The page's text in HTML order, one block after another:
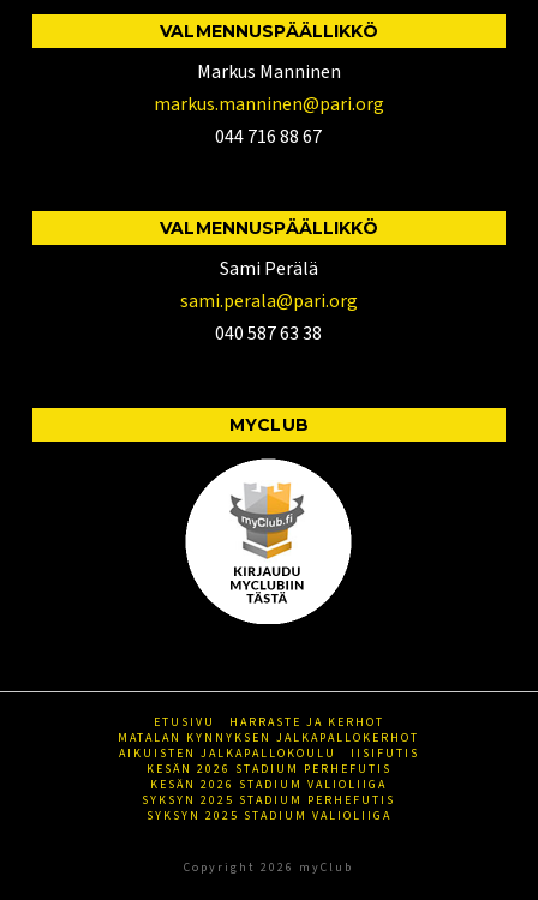
VALMENNUSPÄÄLLIKKÖ
Markus Manninen
markus.manninen@pari.org
044 716 88 67
VALMENNUSPÄÄLLIKKÖ
Sami Perälä
sami.perala@pari.org
040 587 63 38
MYCLUB
ETUSIVU
HARRASTE JA KERHOT
MATALAN KYNNYKSEN JALKAPALLOKERHOT
AIKUISTEN JALKAPALLOKOULU
IISIFUTIS
KESÄN 2026 STADIUM PERHEFUTIS
KESÄN 2026 STADIUM VALIOLIIGA
SYKSYN 2025 STADIUM PERHEFUTIS
SYKSYN 2025 STADIUM VALIOLIIGA
Copyright 2026 myClub